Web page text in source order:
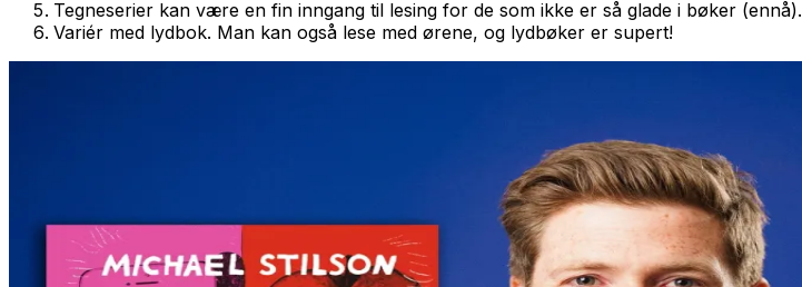
Tegneserier kan være en fin inngang til lesing for de som ikke er så glade i bøker (ennå).
Variér med lydbok. Man kan også lese med ørene, og lydbøker er supert!